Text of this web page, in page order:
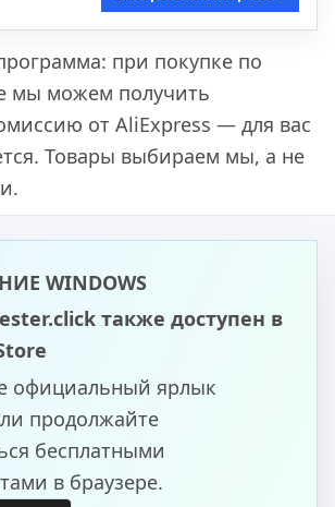
при покупке по
мы можем получить
от AliExpress — для вас
Товары выбираем мы, а не
WINDOWS
также доступен в
официальный ярлык
продолжайте
бесплатными
в браузере.